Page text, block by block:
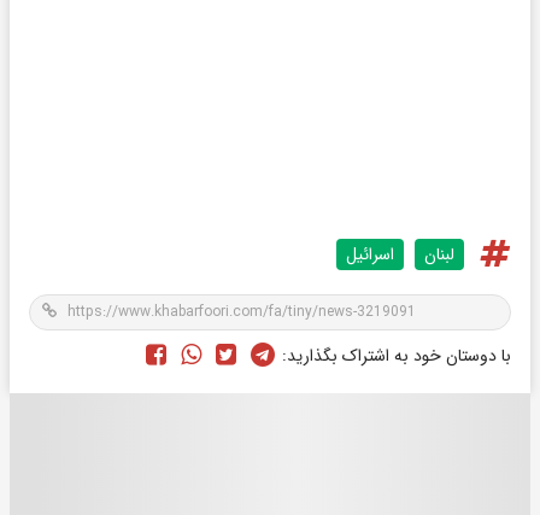
لبنان اسرائیل
با دوستان خود به اشتراک بگذارید: